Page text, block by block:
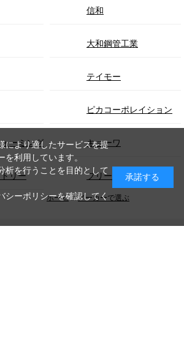
信和
大和鋼管工業
テイモー
ピカコーポレイション
ーミング キョーワ
リー フリーク
ホーム >メーカーで選ぶ
により適したサービスを提
ーを利用しています。
析を行うことを目的として
シーポリシーを確認してく
承諾する